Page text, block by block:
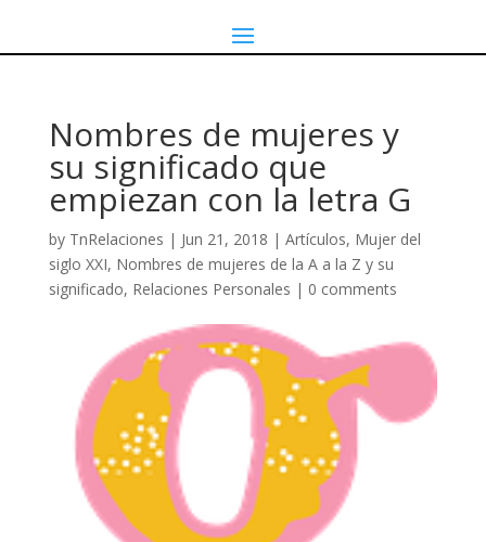
Nombres de mujeres y
su significado que
empiezan con la letra G
by TnRelaciones | Jun 21, 2018 | Artículos, Mujer del
siglo XXI, Nombres de mujeres de la A a la Z y su
significado, Relaciones Personales | 0 comments